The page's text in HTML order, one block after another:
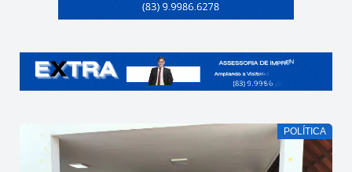
POLÍTICA